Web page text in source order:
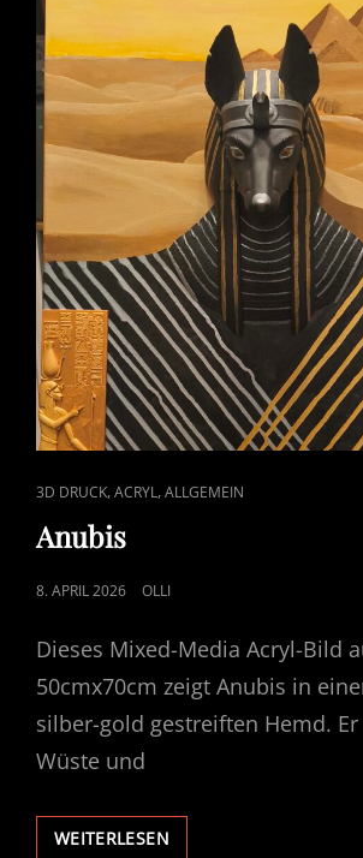
CAT
LINKS
3D DRUCK,ACRYL,ALLGEMEIN
Anubis
POSTED
8. APRIL 2026 OLLI
Dieses Mixed-Media Acryl-Bild
50cmx70cm zeigt Anubis in
silber-gold gestreiften Hemd.
Wüste und
WEITERLESENANUBIS